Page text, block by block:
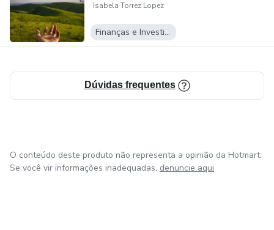
Isabela Torrez Lopez
Finanças e Investimentos
Dúvidas frequentes
O conteúdo deste produto não representa a opinião da Hotmart.
Se você vir informações inadequadas, denuncie aqui